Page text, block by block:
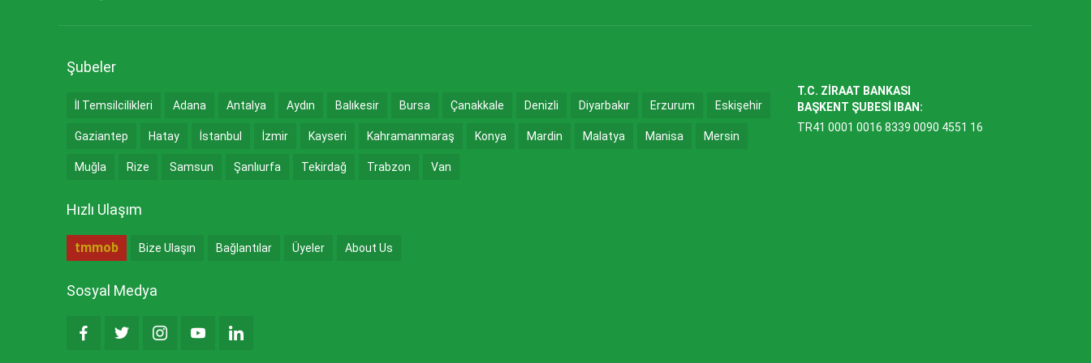
Şubeler
İl Temsilcilikleri Adana Antalya Aydın Balıkesir Bursa Çanakkale Denizli Diyarbakır Erzurum Eskişehir
Gaziantep Hatay İstanbul İzmir Kayseri Kahramanmaraş Konya Mardin Malatya Manisa Mersin
Muğla Rize Samsun Şanlıurfa Tekirdağ Trabzon Van
Hızlı Ulaşım
tmmob Bize Ulaşın Bağlantılar Üyeler About Us
Sosyal Medya
T.C. ZİRAAT BANKASI
BAŞKENT ŞUBESİ IBAN:
TR41 0001 0016 8339 0090 4551 16